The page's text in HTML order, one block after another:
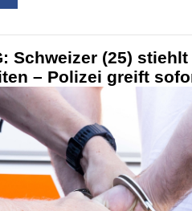
Schweizer (25)
– Polizei greift